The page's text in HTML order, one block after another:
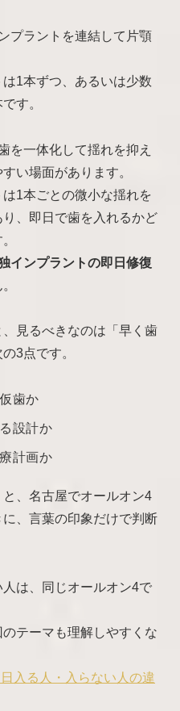
プラントを連結して片顎
1本ずつ、あるいは少数
す。
を一体化して揺れを抑え
い場面があります。
1本ごとの微小な揺れを
、即日で歯を入れるかど
インプラントの即日修復
見るべきなのは「早く歯
3点です。
歯か
設計か
計画か
、名古屋でオールオン4
、言葉の印象だけで判断
は、同じオールオン4で
テーマも理解しやすくな
入る人・入らない人の違